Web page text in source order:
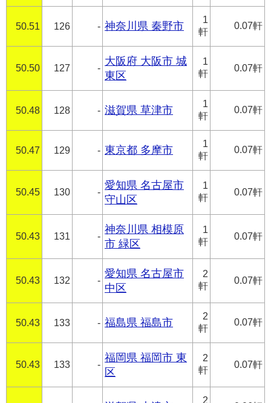
50.51 126 - 神奈川県 秦野市
1
軒
0.07軒
50.50 127 -
大阪府 大阪市 城
東区
1
軒
0.07軒
50.48 128 - 滋賀県 草津市
1
軒
0.07軒
50.47 129 - 東京都 多摩市
1
軒
0.07軒
50.45 130 -
愛知県 名古屋市
守山区
1
軒
0.07軒
50.43 131 -
神奈川県 相模原
市 緑区
1
軒
0.07軒
50.43 132 -
愛知県 名古屋市
中区
2
軒
0.07軒
50.43 133 - 福島県 福島市
2
軒
0.07軒
50.43 133 -
福岡県 福岡市 東
区
2
軒
0.07軒
2